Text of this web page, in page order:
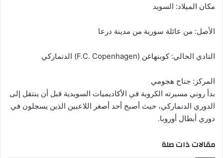
مكان الميلاد: السويد
الأصل: من عائلة سورية من مدينة درعا
النادي الحالي: كوبنهاغن (F.C. Copenhagen) الدنماركي
المركز: جناح هجومي
بدأ روني مسيرته الكروية في الأكاديميات السويدية قبل أن ينتقل إلى
الدوري الدنماركي، حيث أصبح أحد أصغر اللاعبين الذين يسجلون في
دوري أبطال أوروبا.
مقالات ذات صلة